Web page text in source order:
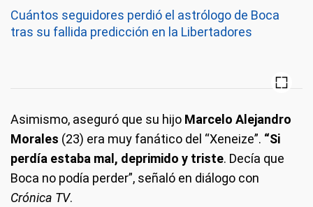
Cuántos seguidores perdió el astrólogo de Boca
tras su fallida predicción en la Libertadores
Asimismo, aseguró que su hijo Marcelo Alejandro
Morales (23) era muy fanático del “Xeneize”. “Si
perdía estaba mal, deprimido y triste. Decía que
Boca no podía perder”, señaló en diálogo con
Crónica TV.